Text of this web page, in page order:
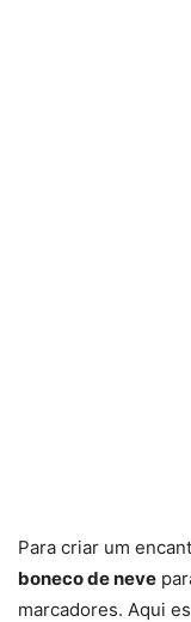
Para criar um
boneco de neve
marcadores. Aqui